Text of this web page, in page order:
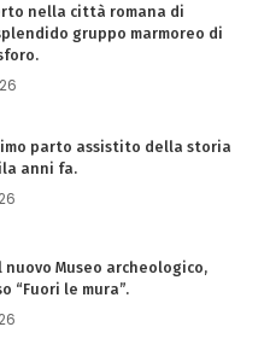
nella città romana di
gruppo marmoreo di
parto assistito della storia
anni fa.
nuovo Museo archeologico,
“Fuori le mura”.